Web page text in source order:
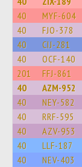
40 MYF-604
40 FJO-378
40 CIJ-281
40 OCF-140
201 FFJ-861
40 AZM-952
40 NEY-582
40 RRF-595
40 AZV-953
40 LLF-187
40 NEV-403